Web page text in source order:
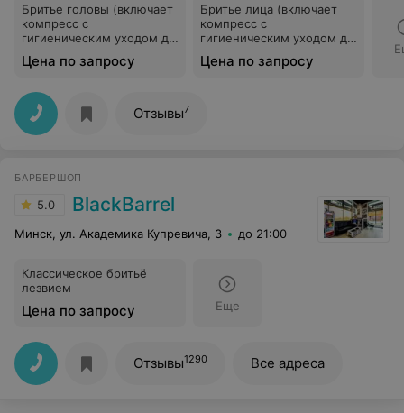
Бритье головы (включает
компресс с
гигиеническим уходом до
Цена по запросу
Бритье лица (включает
компресс с
гигиеническим уходом до
Цена по запросу
Отзывы7
БАРБЕРШОП
5.0 BlackBarrel
Минск, ул. Академика Купревича, 3 до 21:00
Классическое бритьё
лезвием
Цена по запросу Еще
Отзывы1290 Все адреса